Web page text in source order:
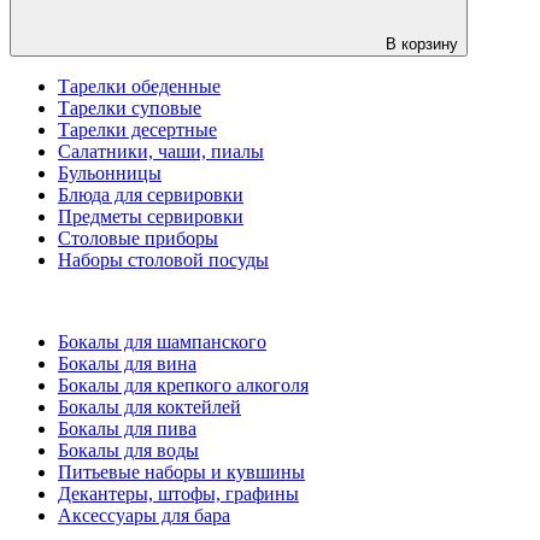
В корзину
Тарелки обеденные
Тарелки суповые
Тарелки десертные
Салатники, чаши, пиалы
Бульонницы
Блюда для сервировки
Предметы сервировки
Столовые приборы
Наборы столовой посуды
Бокалы для шампанского
Бокалы для вина
Бокалы для крепкого алкоголя
Бокалы для коктейлей
Бокалы для пива
Бокалы для воды
Питьевые наборы и кувшины
Декантеры, штофы, графины
Аксессуары для бара